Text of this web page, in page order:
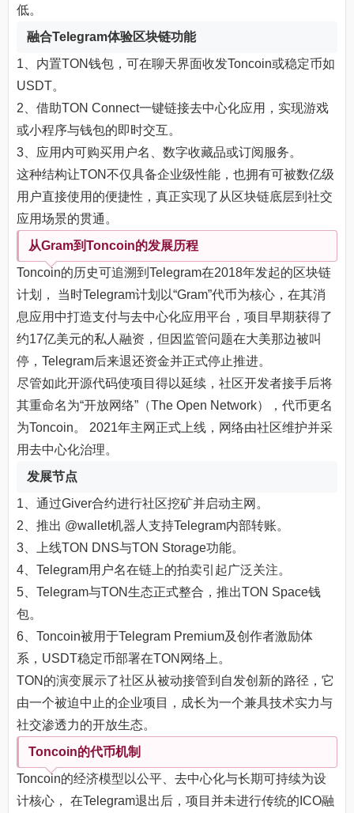
低。
融合Telegram体验区块链功能
1、内置TON钱包，可在聊天界面收发Toncoin或稳定币如
USDT。
2、借助TON Connect一键链接去中心化应用，实现游戏
或小程序与钱包的即时交互。
3、应用内可购买用户名、数字收藏品或订阅服务。
这种结构让TON不仅具备企业级性能，也拥有可被数亿级
用户直接使用的便捷性，真正实现了从区块链底层到社交
应用场景的贯通。
从Gram到Toncoin的发展历程
Toncoin的历史可追溯到Telegram在2018年发起的区块链
计划， 当时Telegram计划以“Gram”代币为核心，在其消
息应用中打造支付与去中心化应用平台，项目早期获得了
约17亿美元的私人融资，但因监管问题在大美那边被叫
停，Telegram后来退还资金并正式停止推进。
尽管如此开源代码使项目得以延续，社区开发者接手后将
其重命名为“开放网络”（The Open Network），代币更名
为Toncoin。 2021年主网正式上线，网络由社区维护并采
用去中心化治理。
发展节点
1、通过Giver合约进行社区挖矿并启动主网。
2、推出 @wallet机器人支持Telegram内部转账。
3、上线TON DNS与TON Storage功能。
4、Telegram用户名在链上的拍卖引起广泛关注。
5、Telegram与TON生态正式整合，推出TON Space钱
包。
6、Toncoin被用于Telegram Premium及创作者激励体
系，USDT稳定币部署在TON网络上。
TON的演变展示了社区从被动接管到自发创新的路径，它
由一个被迫中止的企业项目，成长为一个兼具技术实力与
社交渗透力的开放生态。
Toncoin的代币机制
Toncoin的经济模型以公平、去中心化与长期可持续为设
计核心， 在Telegram退出后，项目并未进行传统的ICO融